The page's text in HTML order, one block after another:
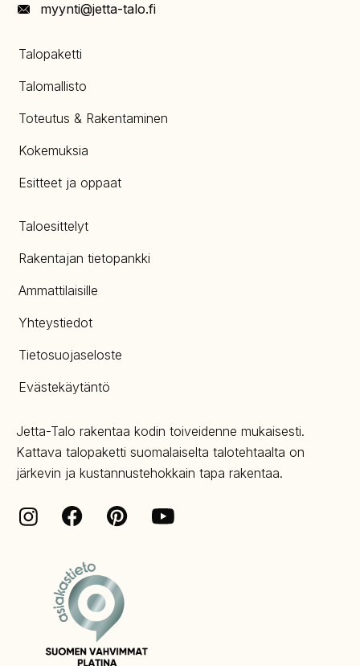
myynti@jetta-talo.fi
Talopaketti
Talomallisto
Toteutus & Rakentaminen
Kokemuksia
Esitteet ja oppaat
Taloesittelyt
Rakentajan tietopankki
Ammattilaisille
Yhteystiedot
Tietosuojaseloste
Evästekäytäntö
Jetta-Talo rakentaa kodin toiveidenne mukaisesti.
Kattava talopaketti suomalaiselta talotehtaalta on
järkevin ja kustannustehokkain tapa rakentaa.
InstagramFacebookPinterestYoutube